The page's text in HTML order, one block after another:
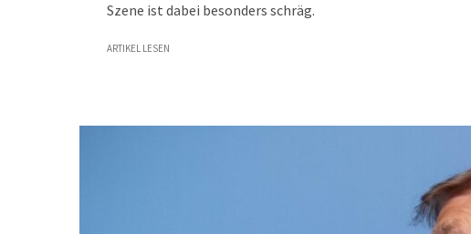
Szene ist dabei besonders schräg.
ARTIKEL LESEN